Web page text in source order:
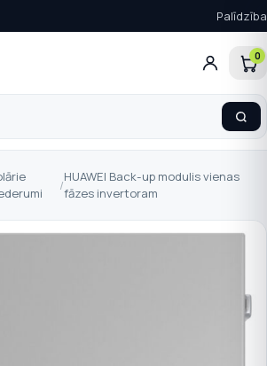
Palīdzība
0
/
HUAWEI Back-up modulis vienas
fāzes invertoram